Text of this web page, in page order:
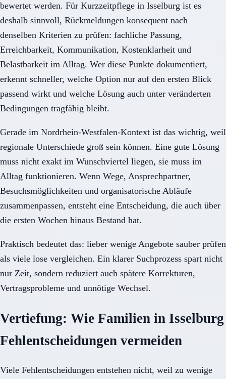
bewertet werden. Für Kurzzeitpflege in Isselburg ist es
deshalb sinnvoll, Rückmeldungen konsequent nach
denselben Kriterien zu prüfen: fachliche Passung,
Erreichbarkeit, Kommunikation, Kostenklarheit und
Belastbarkeit im Alltag. Wer diese Punkte dokumentiert,
erkennt schneller, welche Option nur auf den ersten Blick
passend wirkt und welche Lösung auch unter veränderten
Bedingungen tragfähig bleibt.
Gerade im Nordrhein-Westfalen-Kontext ist das wichtig, weil
regionale Unterschiede groß sein können. Eine gute Lösung
muss nicht exakt im Wunschviertel liegen, sie muss im
Alltag funktionieren. Wenn Wege, Ansprechpartner,
Besuchsmöglichkeiten und organisatorische Abläufe
zusammenpassen, entsteht eine Entscheidung, die auch über
die ersten Wochen hinaus Bestand hat.
Praktisch bedeutet das: lieber wenige Angebote sauber prüfen
als viele lose vergleichen. Ein klarer Suchprozess spart nicht
nur Zeit, sondern reduziert auch spätere Korrekturen,
Vertragsprobleme und unnötige Wechsel.
Vertiefung: Wie Familien in Isselburg
Fehlentscheidungen vermeiden
Viele Fehlentscheidungen entstehen nicht, weil zu wenige